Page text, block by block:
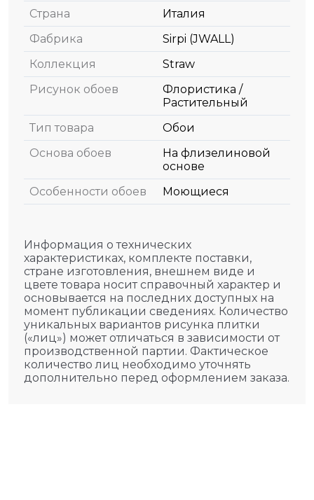
Страна
Италия
Фабрика
Sirpi (JWALL)
Коллекция
Straw
Рисунок обоев
Флористика /
Растительный
Тип товара
Обои
Основа обоев
На флизелиновой
основе
Особенности обоев
Моющиеся
Информация о технических
характеристиках, комплекте поставки,
стране изготовления, внешнем виде и
цвете товара носит справочный характер и
основывается на последних доступных на
момент публикации сведениях. Количество
уникальных вариантов рисунка плитки
(«лиц») может отличаться в зависимости от
производственной партии. Фактическое
количество лиц необходимо уточнять
дополнительно перед оформлением заказа.